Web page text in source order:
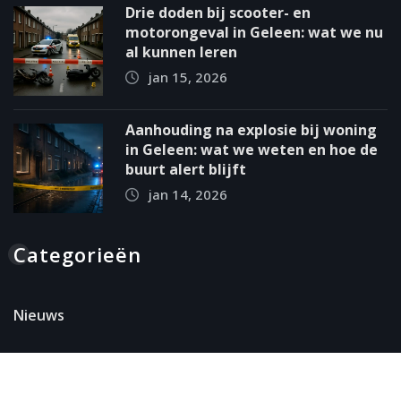
Drie doden bij scooter- en
motorongeval in Geleen: wat we nu
al kunnen leren
jan 15, 2026
Aanhouding na explosie bij woning
in Geleen: wat we weten en hoe de
buurt alert blijft
jan 14, 2026
Categorieën
Nieuws